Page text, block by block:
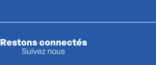
Restons connectés
Suivez nous